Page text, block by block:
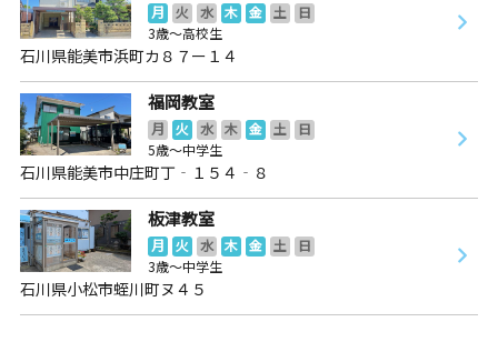
月 火 水 木 金 土
日
3歳～高校生
石川県能美市浜町カ８７ー１４
福岡教室
月 火 水 木 金 土
日
5歳～中学生
石川県能美市中庄町丁‐１５４‐８
板津教室
月 火 水 木 金 土
日
3歳～中学生
石川県小松市蛭川町ヌ４５